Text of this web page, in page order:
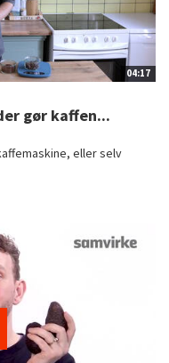
04:17
gør kaffen...
eller selv